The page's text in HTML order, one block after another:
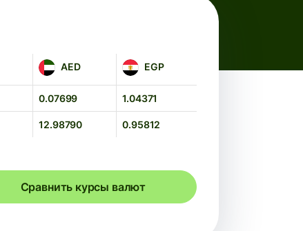
AED
AED EGP
EGP
0.07699 1.04371
12.98790 0.95812
Сравнить курсы валют